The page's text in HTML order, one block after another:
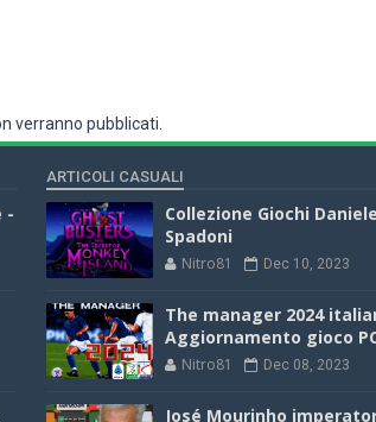
verranno pubblicati.
-
ARTICOLI CASUALI
Collezione Giochi Daniele
Spadoni
Nitro81 Dec 10, 2023
The manager 2024
Aggiornamento gioco
Nitro81 Dec 08, 2023
José Mourinho